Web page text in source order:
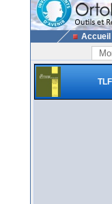
Accueil